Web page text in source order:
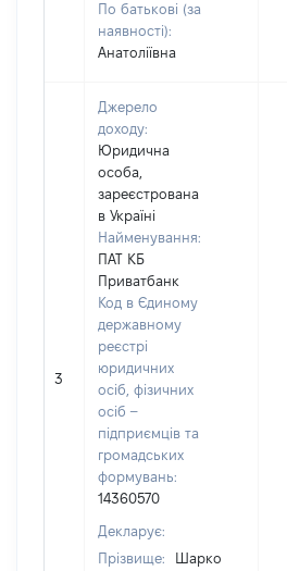
По батькові (за
наявності):
Анатоліївна
3
Джерело
доходу:
Юридична
особа,
зареєстрована
в Україні
Найменування:
ПАТ КБ
Приватбанк
Код в Єдиному
державному
реєстрі
юридичних
осіб, фізичних
осіб –
підприємців та
громадських
формувань:
14360570
Декларує:
Прізвище:
Шарко